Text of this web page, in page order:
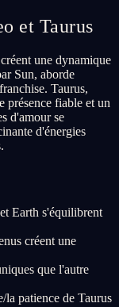
et Taurus
une dynamique
Sun, aborde
Taurus,
présence fiable et un
d'amour se
d'énergies
Earth s'équilibrent
créent une
que l'autre
la patience de Taurus